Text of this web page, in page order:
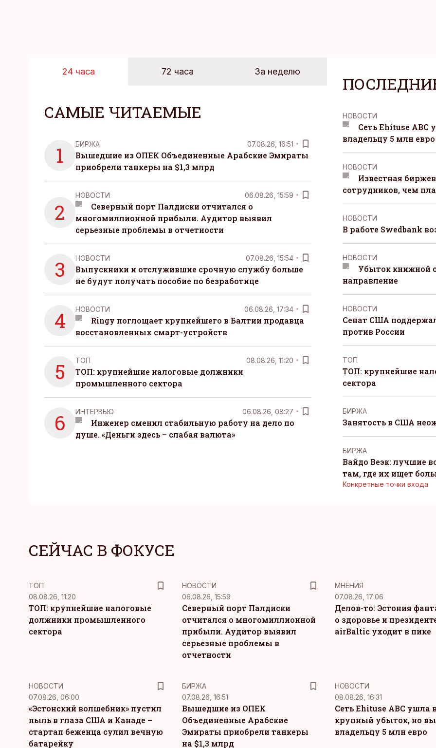
24 часа 72 часа За неделю
САМЫЕ ЧИТАЕМЫЕ
1 БИРЖА 07.08.26, 16:51
Вышедшие из ОПЕК Объединенные Арабские Эмираты
приобрели танкеры на $1,3 млрд
2
НОВОСТИ 06.08.26, 15:59
Северный порт Палдиски отчитался о
многомиллионной прибыли. Аудитор выявил
серьезные проблемы в отчетности
3 НОВОСТИ 07.08.26, 15:54
Выпускники и отслужившие срочную службу больше
не будут получать пособие по безработице
4 НОВОСТИ 06.08.26, 17:34
Ringy поглощает крупнейшего в Балтии продавца
восстановленных смарт-устройств
5 ТОП 08.08.26, 11:20
ТОП: крупнейшие налоговые должники
промышленного сектора
6 ИНТЕРВЬЮ 06.08.26, 08:27
Инженер сменил стабильную работу на дело по
душе. «Деньги здесь – слабая валюта»
НОВОСТИ
Сеть Ehituse
владельцу 5 млн евро
НОВОСТИ
Известная
сотрудников, чем
НОВОСТИ
В работе Swedbank
НОВОСТИ
Убыток книжной
направление
НОВОСТИ
Сенат США
против России
ТОП
ТОП: крупнейшие
сектора
БИРЖА
Занятость в США
БИРЖА
Вайдо Веэк: лучшие
там, где их ищет
Конкретные точки входа
СЕЙЧАС В ФОКУСЕ
ТОП
08.08.26, 11:20
ТОП: крупнейшие налоговые
должники промышленного
сектора
НОВОСТИ
06.08.26, 15:59
Северный порт Палдиски
отчитался о многомиллионной
прибыли. Аудитор выявил
серьезные проблемы в
отчетности
MНЕНИЯ
07.08.26, 17:06
Делов-то: Эстония
о здоровье и
airBaltic уходит в пике
НОВОСТИ
07.08.26, 06:00
«Эстонский волшебник» пустил
пыль в глаза США и Канаде –
стартап беженца сулил вечную
батарейку
БИРЖА
07.08.26, 16:51
Вышедшие из ОПЕК
Объединенные Арабские
Эмираты приобрели танкеры
на $1,3 млрд
НОВОСТИ
08.08.26, 16:31
Сеть Ehituse ABC ушла
крупный убыток, но
владельцу 5 млн евро